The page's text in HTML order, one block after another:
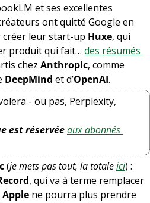
et ses excellentes
ont quitté Google en
créer leur start-up Huxe, qui
produit qui fait… des résumés
chez Anthropic
DeepMind et d’OpenAI.
- ou pas, Perplexity,
est réservéeaux abonnés
(je mets pas tout, la totale ici) :
Apple ne pourra plus prendre